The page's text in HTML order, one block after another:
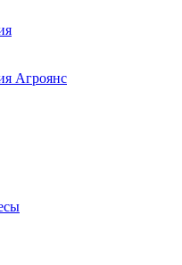
Агроянс